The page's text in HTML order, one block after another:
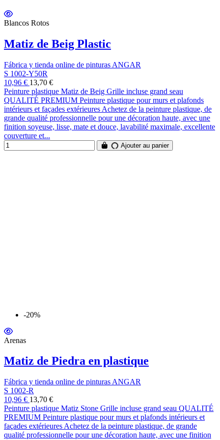
Blancos Rotos
Matiz de Beig Plastic
Fábrica y tienda online de pinturas ANGAR
S 1002-Y50R
10,96 € 13,70 €
Peinture plastique Matiz de Beig Grille incluse grand seau
QUALITÉ PREMIUM Peinture plastique pour murs et plafonds
intérieurs et façades extérieures Achetez de la peinture plastique, de
grande qualité professionnelle pour une décoration haute, avec une
finition soyeuse, lisse, mate et douce, lavabilité maximale, excellente
couverture et...
Ajouter au panier
-20%
Arenas
Matiz de Piedra en plastique
Fábrica y tienda online de pinturas ANGAR
S 1002-R
10,96 € 13,70 €
Peinture plastique Matiz Stone Grille incluse grand seau QUALITÉ
PREMIUM Peinture plastique pour murs et plafonds intérieurs et
façades extérieures Achetez de la peinture plastique, de grande
qualité professionnelle pour une décoration haute, avec une finition